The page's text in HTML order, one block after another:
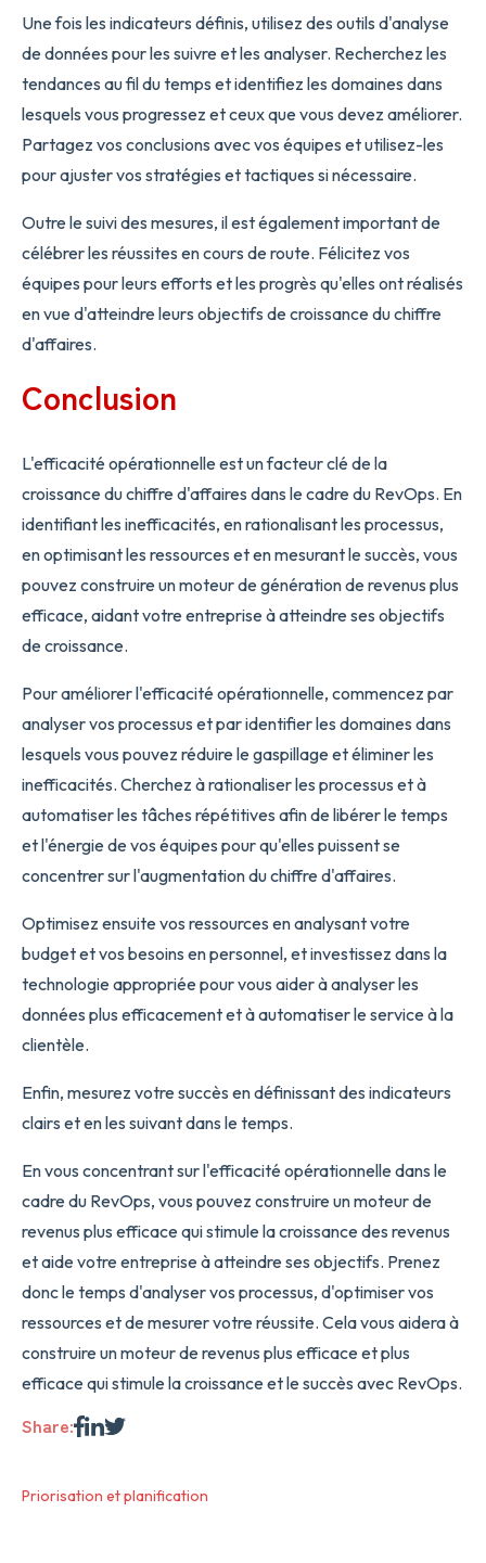
Une fois les indicateurs définis, utilisez des outils d'analyse
de données pour les suivre et les analyser. Recherchez les
tendances au fil du temps et identifiez les domaines dans
lesquels vous progressez et ceux que vous devez améliorer.
Partagez vos conclusions avec vos équipes et utilisez-les
pour ajuster vos stratégies et tactiques si nécessaire.
Outre le suivi des mesures, il est également important de
célébrer les réussites en cours de route. Félicitez vos
équipes pour leurs efforts et les progrès qu'elles ont réalisés
en vue d'atteindre leurs objectifs de croissance du chiffre
d'affaires.
Conclusion
L'efficacité opérationnelle est un facteur clé de la
croissance du chiffre d'affaires dans le cadre du RevOps. En
identifiant les inefficacités, en rationalisant les processus,
en optimisant les ressources et en mesurant le succès, vous
pouvez construire un moteur de génération de revenus plus
efficace, aidant votre entreprise à atteindre ses objectifs
de croissance.
Pour améliorer l'efficacité opérationnelle, commencez par
analyser vos processus et par identifier les domaines dans
lesquels vous pouvez réduire le gaspillage et éliminer les
inefficacités. Cherchez à rationaliser les processus et à
automatiser les tâches répétitives afin de libérer le temps
et l'énergie de vos équipes pour qu'elles puissent se
concentrer sur l'augmentation du chiffre d'affaires.
Optimisez ensuite vos ressources en analysant votre
budget et vos besoins en personnel, et investissez dans la
technologie appropriée pour vous aider à analyser les
données plus efficacement et à automatiser le service à la
clientèle.
Enfin, mesurez votre succès en définissant des indicateurs
clairs et en les suivant dans le temps.
En vous concentrant sur l'efficacité opérationnelle dans le
cadre du RevOps, vous pouvez construire un moteur de
revenus plus efficace qui stimule la croissance des revenus
et aide votre entreprise à atteindre ses objectifs. Prenez
donc le temps d'analyser vos processus, d'optimiser vos
ressources et de mesurer votre réussite. Cela vous aidera à
construire un moteur de revenus plus efficace et plus
efficace qui stimule la croissance et le succès avec RevOps.
Share:
Priorisation et planification